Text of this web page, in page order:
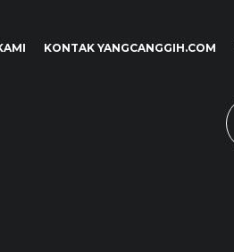
KONTAK YANGCANGGIH.COM